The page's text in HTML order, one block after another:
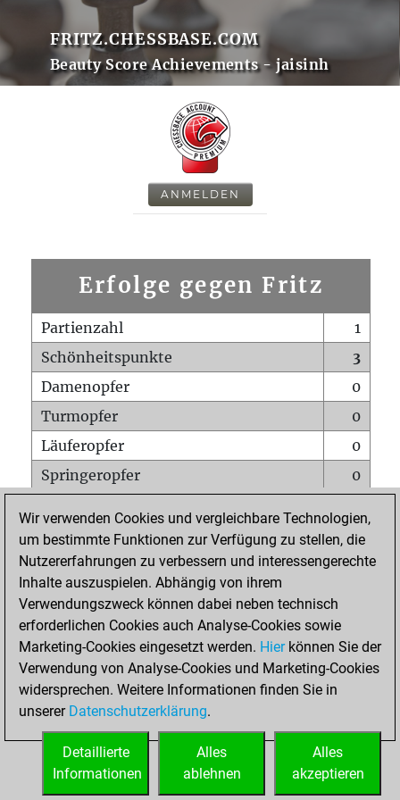
FRITZ.CHESSBASE.COM
Beauty Score Achievements - jaisinh
ANMELDEN
Erfolge gegen Fritz
Partienzahl
1
Schönheitspunkte
3
Damenopfer
0
Turmopfer
0
Läuferopfer
0
Springeropfer
0
Matt auf vollem Brett
0
Bauer setzt Matt
0
Erstickte Matts
Unterverwandlungen
Türme auf der siebten
0
STARTSEITE
Wir verwenden Cookies und vergleichbare Technologien,
um bestimmte Funktionen zur Verfügung zu stellen, die
Nutzererfahrungen zu verbessern und interessengerechte
Inhalte auszuspielen. Abhängig von ihrem
Verwendungszweck können dabei neben technisch
erforderlichen Cookies auch Analyse-Cookies sowie
Marketing-Cookies eingesetzt werden. Hierkönnen Sie der
Verwendung von Analyse-Cookies und Marketing-Cookies
widersprechen. Weitere Informationen finden Sie in
unserer Datenschutzerklärung.
Alles
akzeptieren
Alles
ablehnen
Detaillierte
Informationen